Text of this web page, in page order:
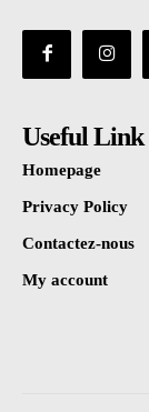
Useful Link
Homepage
Privacy Policy
Contactez-nous
My account